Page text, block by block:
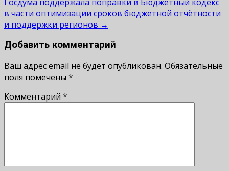
в части оптимизации сроков бюджетной отчётности
и поддержки регионов →
Добавить комментарий
Ваш адрес email не будет опубликован. Обязательные
поля помечены *
Комментарий *